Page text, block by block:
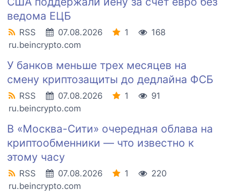
ведома ЕЦБ
RSS 07.08.2026 1
168
ru.beincrypto.com
У банков меньше трех месяцев на
смену криптозащиты до дедлайна ФСБ
RSS 07.08.2026 1
91
ru.beincrypto.com
В «Москва-Сити» очередная облава на
криптообменники — что известно к
этому часу
RSS 07.08.2026 1
220
ru.beincrypto.com